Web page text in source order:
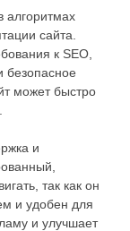
алгоритмах
сайта.
к SEO,
безопасное
может быстро
и
так как он
и удобен для
и улучшает